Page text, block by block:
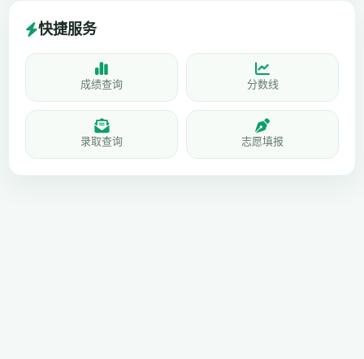
快捷服务
成绩查询 分数线
录取查询 志愿填报